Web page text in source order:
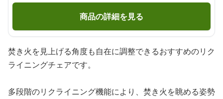
商品の詳細を見る
焚き火を見上げる角度も自在に調整できるおすすめのリク
ライニングチェアです。
多段階のリクライニング機能により、焚き火を眺める姿勢